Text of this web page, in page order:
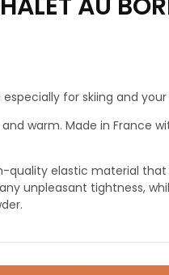
for skiing and
warm. Made in France
quality elastic material that
unpleasant tightness,